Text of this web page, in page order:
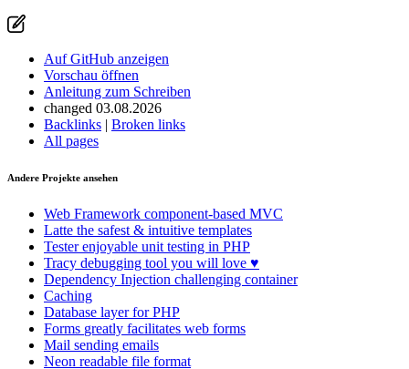
Auf GitHub anzeigen
Vorschau öffnen
Anleitung zum Schreiben
changed 03.08.2026
Backlinks | Broken links
All pages
Andere Projekte ansehen
Web Framework component-based MVC
Latte the safest & intuitive templates
Testerenjoyable unit testing in PHP
Tracy debugging tool you will love ♥
Dependency Injection challenging container
Caching
Database layer for PHP
Forms greatly facilitates web forms
Mail sending emails
Neon readable file format